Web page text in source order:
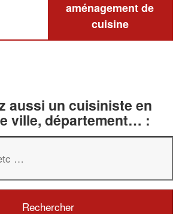
aménagement de
cuisine
aussi un cuisiniste en
ville, département… :